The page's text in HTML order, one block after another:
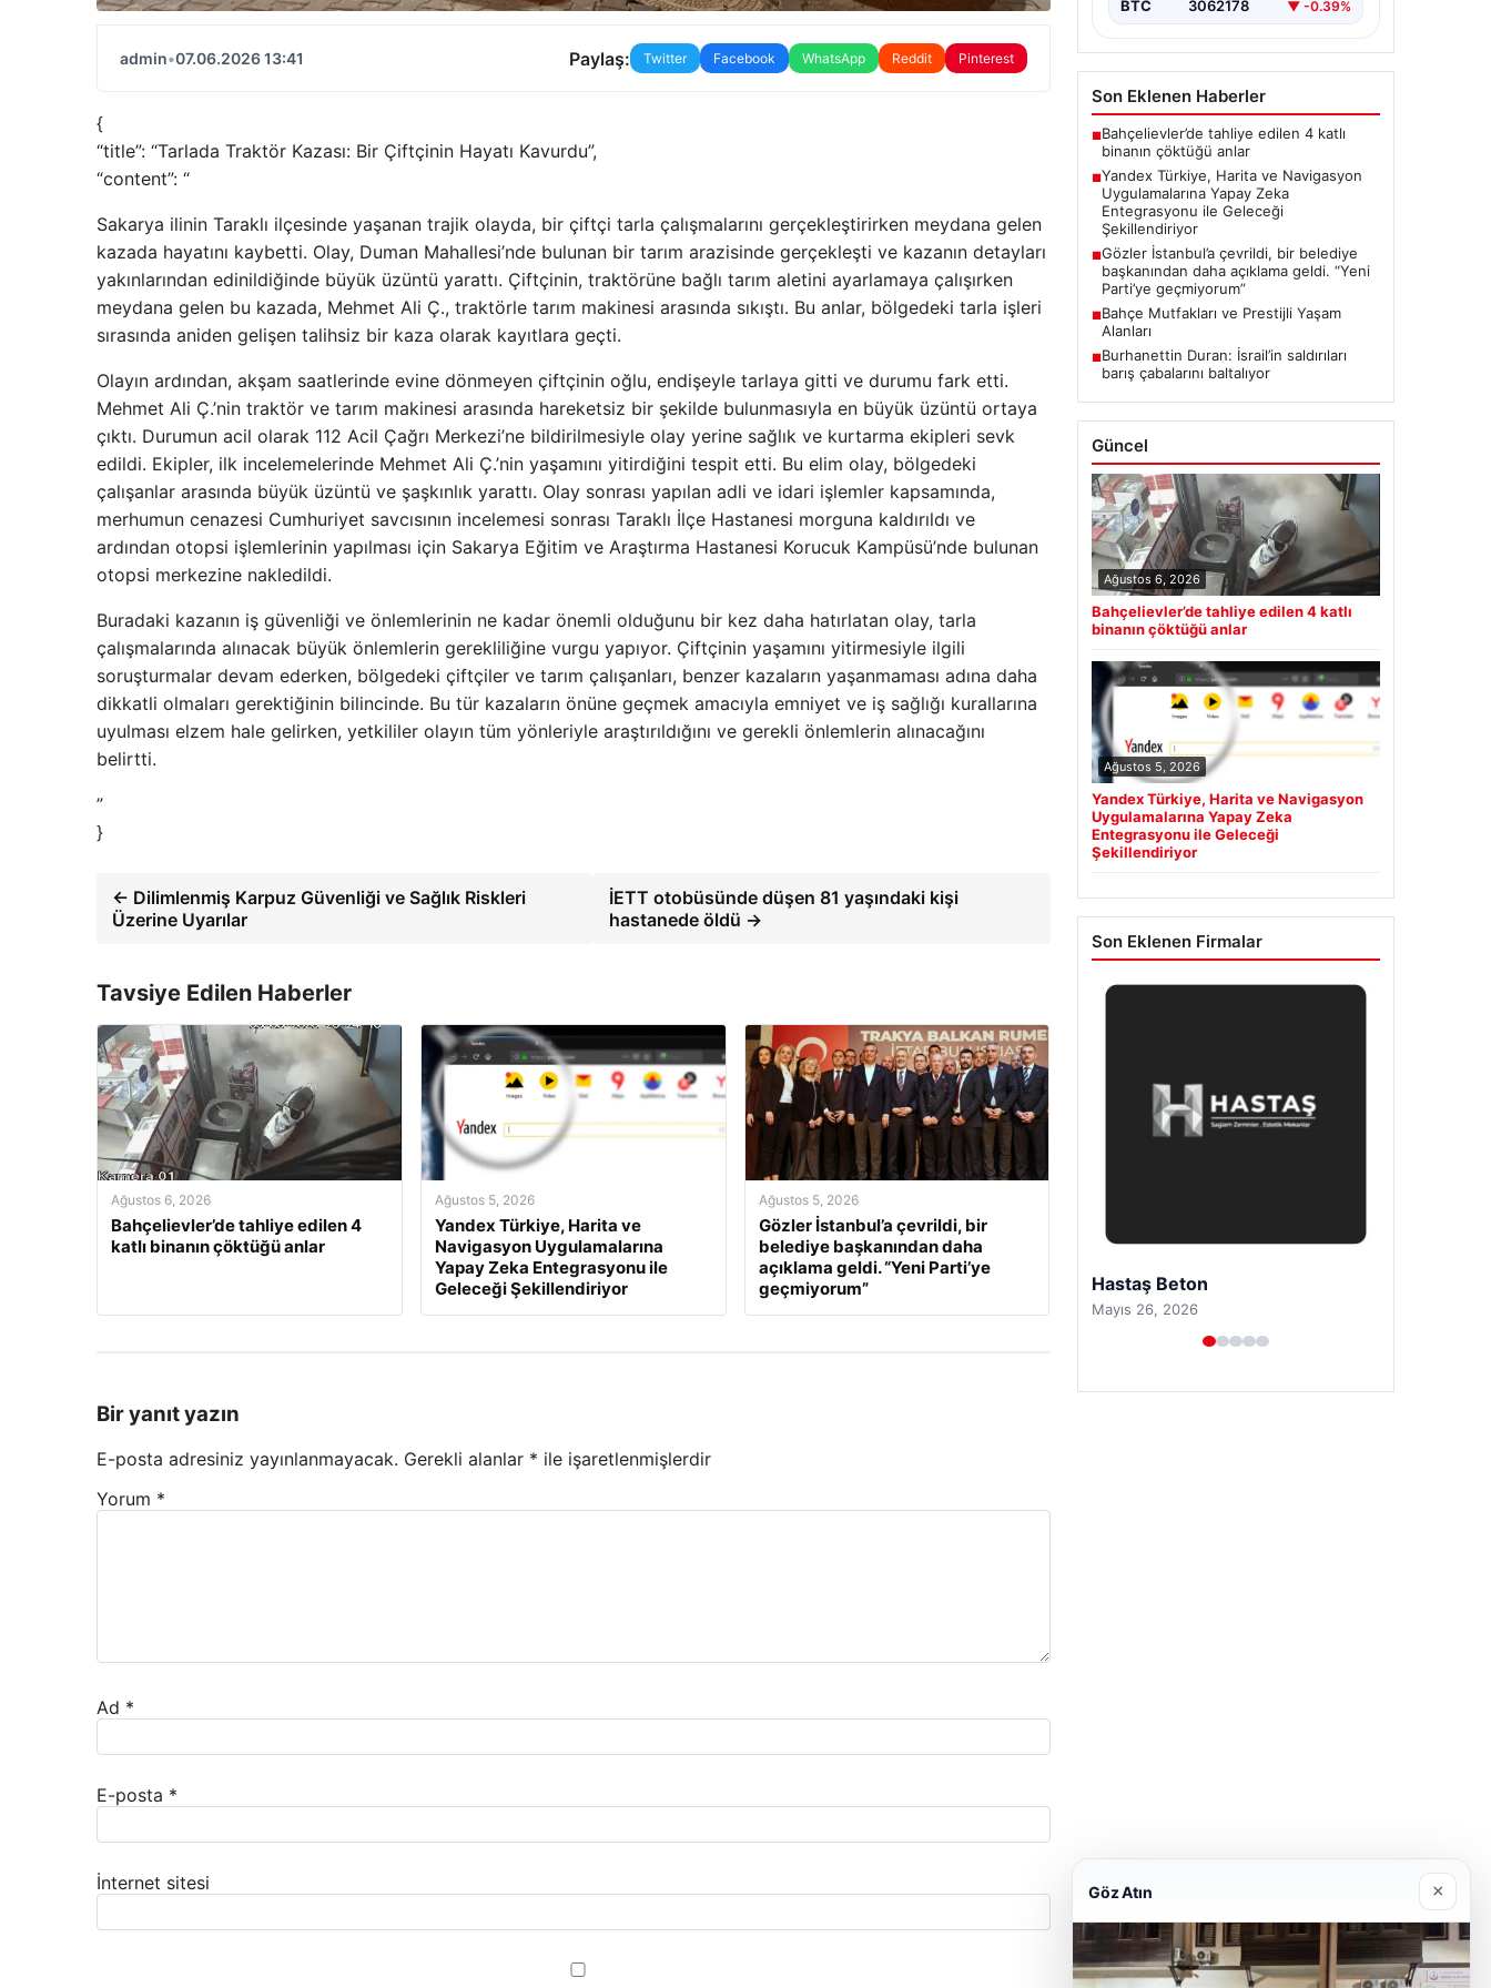
admin•07.06.2026 13:41 Paylaş: Twitter Facebook WhatsApp Reddit Pinterest
{
“title”: “Tarlada Traktör Kazası: Bir Çiftçinin Hayatı Kavurdu”,
“content”: “
Sakarya ilinin Taraklı ilçesinde yaşanan trajik olayda, bir çiftçi tarla çalışmalarını gerçekleştirirken meydana gelen
kazada hayatını kaybetti. Olay, Duman Mahallesi’nde bulunan bir tarım arazisinde gerçekleşti ve kazanın detayları
yakınlarından edinildiğinde büyük üzüntü yarattı. Çiftçinin, traktörüne bağlı tarım aletini ayarlamaya çalışırken
meydana gelen bu kazada, Mehmet Ali Ç., traktörle tarım makinesi arasında sıkıştı. Bu anlar, bölgedeki tarla işleri
sırasında aniden gelişen talihsiz bir kaza olarak kayıtlara geçti.
Olayın ardından, akşam saatlerinde evine dönmeyen çiftçinin oğlu, endişeyle tarlaya gitti ve durumu fark etti.
Mehmet Ali Ç.’nin traktör ve tarım makinesi arasında hareketsiz bir şekilde bulunmasıyla en büyük üzüntü ortaya
çıktı. Durumun acil olarak 112 Acil Çağrı Merkezi’ne bildirilmesiyle olay yerine sağlık ve kurtarma ekipleri sevk
edildi. Ekipler, ilk incelemelerinde Mehmet Ali Ç.’nin yaşamını yitirdiğini tespit etti. Bu elim olay, bölgedeki
çalışanlar arasında büyük üzüntü ve şaşkınlık yarattı. Olay sonrası yapılan adli ve idari işlemler kapsamında,
merhumun cenazesi Cumhuriyet savcısının incelemesi sonrası Taraklı İlçe Hastanesi morguna kaldırıldı ve
ardından otopsi işlemlerinin yapılması için Sakarya Eğitim ve Araştırma Hastanesi Korucuk Kampüsü’nde bulunan
otopsi merkezine nakledildi.
Buradaki kazanın iş güvenliği ve önlemlerinin ne kadar önemli olduğunu bir kez daha hatırlatan olay, tarla
çalışmalarında alınacak büyük önlemlerin gerekliliğine vurgu yapıyor. Çiftçinin yaşamını yitirmesiyle ilgili
soruşturmalar devam ederken, bölgedeki çiftçiler ve tarım çalışanları, benzer kazaların yaşanmaması adına daha
dikkatli olmaları gerektiğinin bilincinde. Bu tür kazaların önüne geçmek amacıyla emniyet ve iş sağlığı kurallarına
uyulması elzem hale gelirken, yetkililer olayın tüm yönleriyle araştırıldığını ve gerekli önlemlerin alınacağını
belirtti.
”
}
← Dilimlenmiş Karpuz Güvenliği ve Sağlık Riskleri
Üzerine Uyarılar
İETT otobüsünde düşen 81 yaşındaki kişi
hastanede öldü →
Tavsiye Edilen Haberler
Ağustos 6, 2026
Bahçelievler’de tahliye edilen 4
katlı binanın çöktüğü anlar
Ağustos 5, 2026
Yandex Türkiye, Harita ve
Navigasyon Uygulamalarına
Yapay Zeka Entegrasyonu ile
Geleceği Şekillendiriyor
Ağustos 5, 2026
Gözler İstanbul’a çevrildi, bir
belediye başkanından daha
açıklama geldi. “Yeni Parti’ye
geçmiyorum”
Bir yanıt yazın
E-posta adresiniz yayınlanmayacak. Gerekli alanlar * ile işaretlenmişlerdir
Yorum *
Ad *
E-posta *
İnternet sitesi
BTC 3062178 ▼ -0.39%
Son Eklenen Haberler
■Bahçelievler’de tahliye edilen 4 katlı
binanın çöktüğü anlar
■Yandex Türkiye, Harita ve Navigasyon
Uygulamalarına Yapay Zeka
Entegrasyonu ile Geleceği
Şekillendiriyor
■Gözler İstanbul’a çevrildi, bir belediye
başkanından daha açıklama geldi. “Yeni
Parti’ye geçmiyorum”
■Bahçe Mutfakları ve Prestijli Yaşam
Alanları
■Burhanettin Duran: İsrail’in saldırıları
barış çabalarını baltalıyor
Güncel
Ağustos 6, 2026
Bahçelievler’de tahliye edilen 4 katlı
binanın çöktüğü anlar
Ağustos 5, 2026
Yandex Türkiye, Harita ve Navigasyon
Uygulamalarına Yapay Zeka
Entegrasyonu ile Geleceği
Şekillendiriyor
Son Eklenen Firmalar
Enes Kaplan Avukatlık Bürosu
Nisan 28, 2026
Göz Atın ×